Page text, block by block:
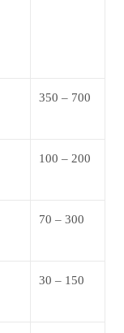
350 – 700
100 – 200
70 – 300
30 – 150